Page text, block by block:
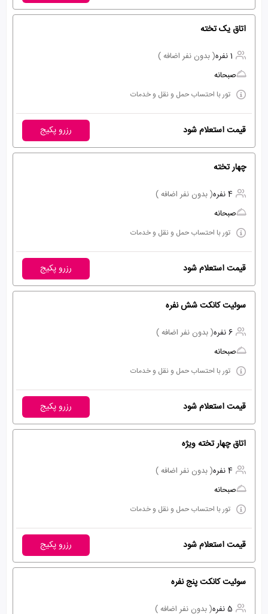
اتاق یک تخته
1 نفره
( بدون نفر اضافه )
صبحانه
تور با احتساب حمل و نقل و خدمات
قیمت استعلام شود رزرو پکیج
چهار تخته
4 نفره
( بدون نفر اضافه )
صبحانه
تور با احتساب حمل و نقل و خدمات
قیمت استعلام شود رزرو پکیج
سوئیت کانکت شش نفره
6 نفره
( بدون نفر اضافه )
صبحانه
تور با احتساب حمل و نقل و خدمات
قیمت استعلام شود رزرو پکیج
اتاق چهار تخته ویژه
4 نفره
( بدون نفر اضافه )
صبحانه
تور با احتساب حمل و نقل و خدمات
قیمت استعلام شود رزرو پکیج
سوئیت کانکت پنج نفره
5 نفره ( بدون نفر اضافه )